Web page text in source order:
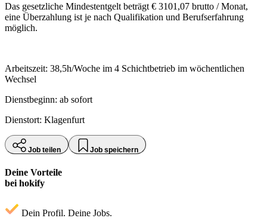
Das gesetzliche Mindestentgelt beträgt € 3101,07 brutto / Monat,
eine Überzahlung ist je nach Qualifikation und Berufserfahrung
möglich.
Arbeitszeit: 38,5h/Woche im 4 Schichtbetrieb im wöchentlichen
Wechsel
Dienstbeginn: ab sofort
Dienstort: Klagenfurt
Job teilen Job speichern
Deine Vorteile
bei hokify
Dein Profil. Deine Jobs.